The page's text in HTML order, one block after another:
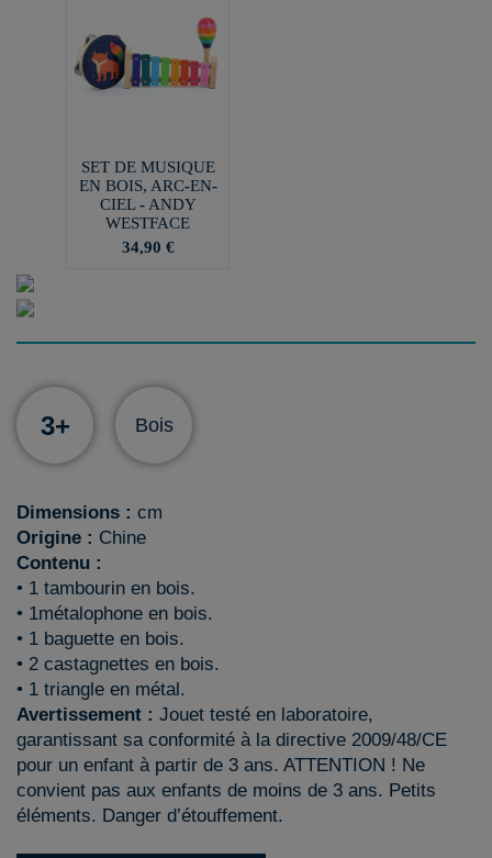
SET DE MUSIQUE
EN BOIS, ARC-EN-
CIEL - ANDY
WESTFACE
34,90 €
3+ Bois
Dimensions : cm
Origine : Chine
Contenu :
• 1 tambourin en bois.
• 1métalophone en bois.
• 1 baguette en bois.
• 2 castagnettes en bois.
• 1 triangle en métal.
Avertissement : Jouet testé en laboratoire,
garantissant sa conformité à la directive 2009/48/CE
pour un enfant à partir de 3 ans. ATTENTION ! Ne
convient pas aux enfants de moins de 3 ans. Petits
éléments. Danger d’étouffement.